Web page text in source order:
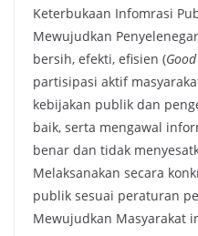
Keterbukaan Infomrasi
Mewujudkan
bersih, efekti, efisien (
partisipasi aktif
kebijakan publik dan
baik, serta mengawal
benar dan tidak
Melaksanakan secara
publik sesuai peraturan
Mewujudkan Masyarakat